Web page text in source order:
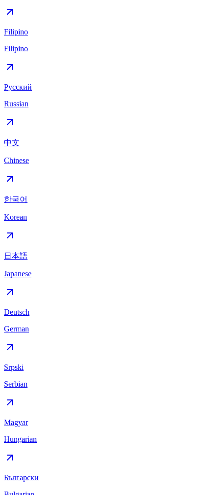
Filipino
Filipino
Русский
Russian
中文
Chinese
한국어
Korean
日本語
Japanese
Deutsch
German
Srpski
Serbian
Magyar
Hungarian
Български